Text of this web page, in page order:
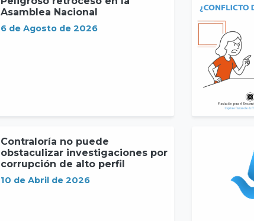
Asamblea Nacional
6 de Agosto de 2026
Contraloría no puede
obstaculizar investigaciones por
corrupción de alto perfil
10 de Abril de 2026